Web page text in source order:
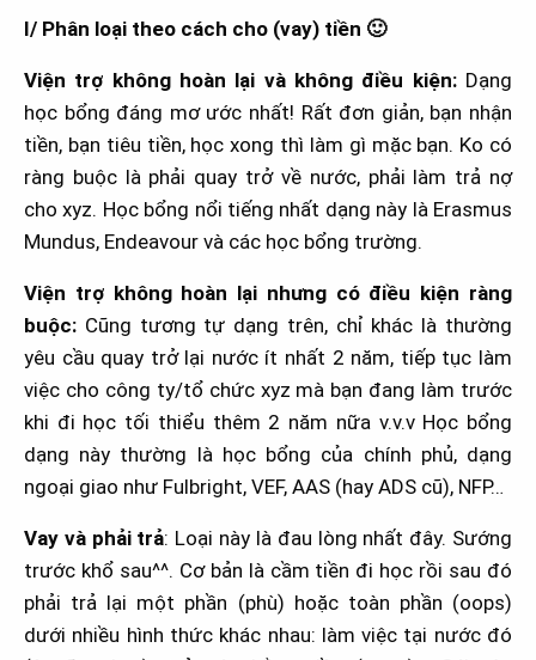
I/ Phân loại theo cách cho (vay) tiền 🙂
Viện trợ không hoàn lại và không điều kiện:Dạng
học bổng đáng mơ ước nhất! Rất đơn giản, bạn nhận
tiền, bạn tiêu tiền, học xong thì làm gì mặc bạn. Ko có
ràng buộc là phải quay trở về nước, phải làm trả nợ
cho xyz. Học bổng nổi tiếng nhất dạng này là Erasmus
Mundus, Endeavour và các học bổng trường.
Viện trợ không hoàn lại nhưng có điều kiện ràng
buộc: Cũng tương tự dạng trên, chỉ khác là thường
yêu cầu quay trở lại nước ít nhất 2 năm, tiếp tục làm
việc cho công ty/tổ chức xyz mà bạn đang làm trước
khi đi học tối thiểu thêm 2 năm nữa v.v.v Học bổng
dạng này thường là học bổng của chính phủ, dạng
ngoại giao như Fulbright, VEF, AAS (hay ADS cũ), NFP…
Vay và phải trả: Loại này là đau lòng nhất đây. Sướng
trước khổ sau^^. Cơ bản là cầm tiền đi học rồi sau đó
phải trả lại một phần (phù) hoặc toàn phần (oops)
dưới nhiều hình thức khác nhau: làm việc tại nước đó